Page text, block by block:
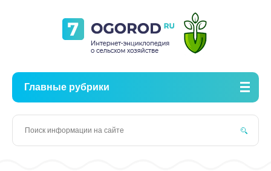
Главные рубрики